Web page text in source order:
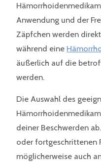
Anwendung und der
Zäpfchen werden
während eine
äußerlich auf die
werden.
Die Auswahl des
deiner Beschwerden
oder fortgeschrittenen
möglicherweise auch